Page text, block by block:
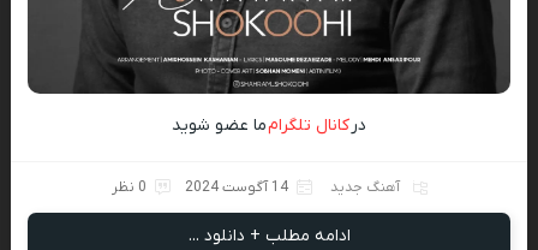
درکانال تلگرامما عضو شوید
آهنگ جدید 14 آگوست 2024 0 نظر
ادامه مطلب + دانلود ...